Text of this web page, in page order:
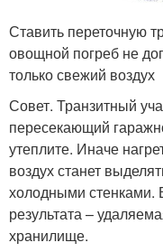
Ставить переточную
овощной погреб не
только свежий воздух
Совет. Транзитный
пересекающий
утеплите. Иначе
воздух станет
холодными стенками.
результата –
хранилище.